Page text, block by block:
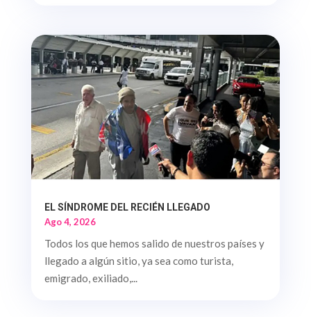
EL SÍNDROME DEL RECIÉN LLEGADO
Ago 4, 2026
Todos los que hemos salido de nuestros países y
llegado a algún sitio, ya sea como turista,
emigrado, exiliado,...